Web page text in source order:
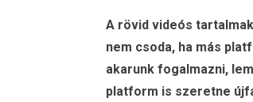
A rövid videós
nem csoda, ha más
akarunk fogalmazni,
platform is szeretne